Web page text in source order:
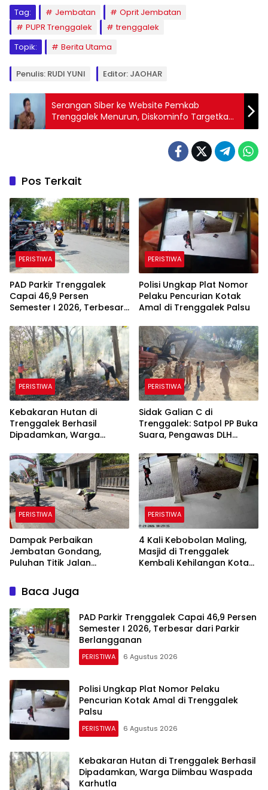
Tag: Jembatan
Oprit Jembatan
PUPR Trenggalek
trenggalek
Topik:
Berita Utama
Penulis: RUDI YUNI Editor: JAOHAR
Serangan Siber ke Website Pemkab
Trenggalek Menurun, Diskominfo Targetkan
Nol Serangan 2026
Pos Terkait
PERISTIWA
PAD Parkir Trenggalek
Capai 46,9 Persen
Semester I 2026, Terbesar
PERISTIWA
Polisi Ungkap Plat Nomor
Pelaku Pencurian Kotak
Amal di Trenggalek Palsu
PERISTIWA
Kebakaran Hutan di
Trenggalek Berhasil
Dipadamkan, Warga
Karhutla
PERISTIWA
Sidak Galian C di
Trenggalek: Satpol PP Buka
Suara, Pengawas DLH
PERISTIWA
Dampak Perbaikan
Jembatan Gondang,
Puluhan Titik Jalan
Alami Kerusakan
PERISTIWA
4 Kali Kebobolan Maling,
Masjid di Trenggalek
Kembali Kehilangan Kotak
Baca Juga
PAD Parkir Trenggalek Capai 46,9 Persen
Semester I 2026, Terbesar dari Parkir
Berlangganan
PERISTIWA 6 Agustus 2026
Polisi Ungkap Plat Nomor Pelaku
Pencurian Kotak Amal di Trenggalek
Palsu
PERISTIWA 6 Agustus 2026
Kebakaran Hutan di Trenggalek Berhasil
Dipadamkan, Warga Diimbau Waspada
Karhutla